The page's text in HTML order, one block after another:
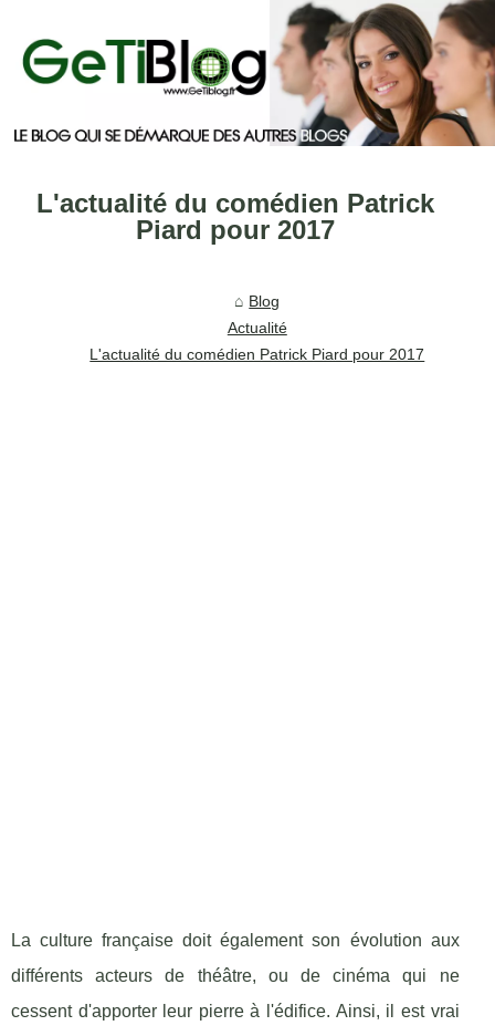
L'actualité du comédien Patrick
Piard pour 2017
Blog
Actualité
L'actualité du comédien Patrick Piard pour 2017
La culture française doit également son évolution aux
différents acteurs de théâtre, ou de cinéma qui ne
cessent d'apporter leur pierre à l'édifice. Ainsi, il est vrai